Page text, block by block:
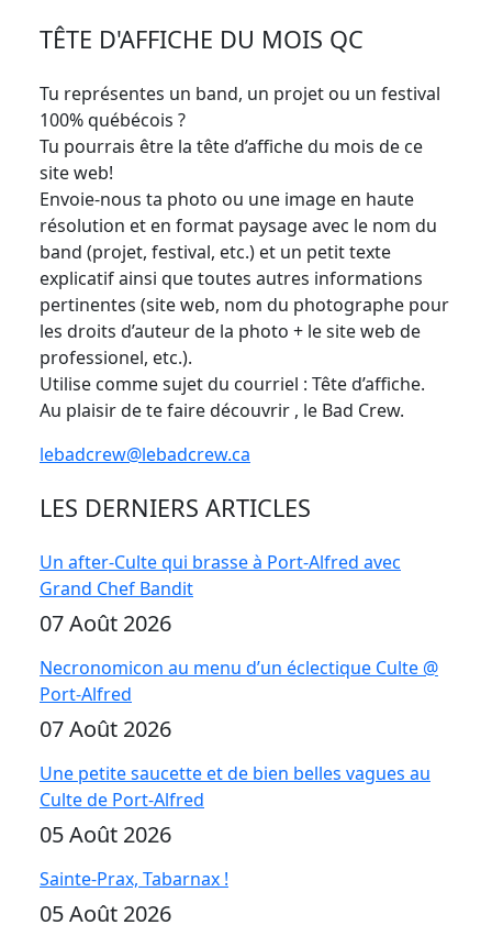
TÊTE D'AFFICHE DU MOIS QC
Tu représentes un band, un projet ou un festival
100% québécois ?
Tu pourrais être la tête d’affiche du mois de ce
site web!
Envoie-nous ta photo ou une image en haute
résolution et en format paysage avec le nom du
band (projet, festival, etc.) et un petit texte
explicatif ainsi que toutes autres informations
pertinentes (site web, nom du photographe pour
les droits d’auteur de la photo + le site web de
professionel, etc.).
Utilise comme sujet du courriel : Tête d’affiche.
Au plaisir de te faire découvrir , le Bad Crew.
lebadcrew@lebadcrew.ca
LES DERNIERS ARTICLES
Un after-Culte qui brasse à Port-Alfred avec
Grand Chef Bandit
07 Août 2026
Necronomicon au menu d’un éclectique Culte @
Port-Alfred
07 Août 2026
Une petite saucette et de bien belles vagues au
Culte de Port-Alfred
05 Août 2026
Sainte-Prax, Tabarnax !
05 Août 2026